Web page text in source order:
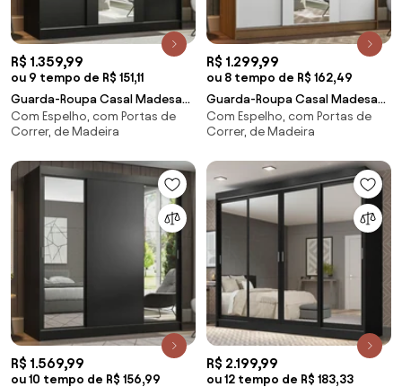
R$ 1.359,99
ou 9 tempo de R$ 151,11
Guarda-Roupa Casal Madesa
Reno 3 Portas de Correr com
Espelho Preto Cor:Preto
Com Espelho, com Portas de
Correr, de Madeira
R$ 1.299,99
ou 8 tempo de R$ 162,49
Guarda-Roupa Casal Madesa
Reno 3 Portas de Correr com
Espelho Rustic/Branco
Com Espelho, com Portas de
Correr, de Madeira
R$ 1.569,99
ou 10 tempo de R$ 156,99
R$ 2.199,99
ou 12 tempo de R$ 183,33